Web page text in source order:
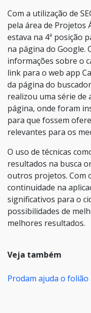
Com a utilização de
pela área de Projetos
estava na 4ª posição
na página do Google.
informações sobre o
link para o web app
da página do
realizou uma série de
página, onde foram
para que fossem
relevantes para os
O uso de técnicas
resultados na busca
outros projetos. Com
continuidade na
significativos para o
possibilidades de
melhores resultados.
Veja também
Prodam ajuda o